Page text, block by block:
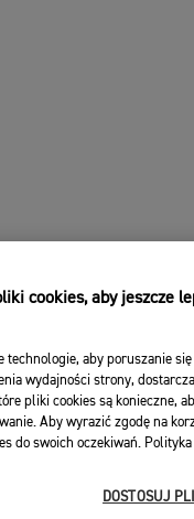
cookies, aby jeszcze
aby poruszanie
wydajności strony,
pliki cookies są konieczne,
Aby wyrazić zgodę na
do swoich oczekiwań.
DOSTOSUJ